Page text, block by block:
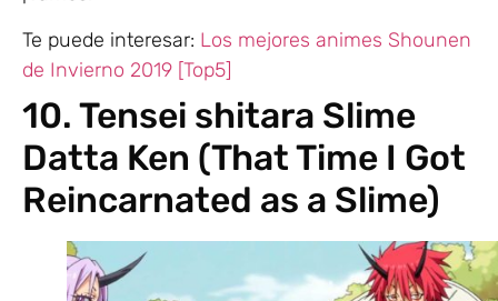
Te puede interesar: Los mejores animes Shounen
de Invierno 2019 [Top5]
10. Tensei shitara Slime
Datta Ken (That Time I Got
Reincarnated as a Slime)